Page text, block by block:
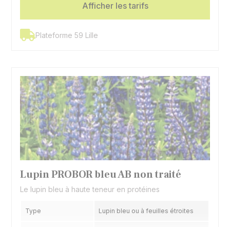
Afficher les tarifs
Plateforme 59 Lille
Lupin PROBOR bleu AB non traité
Le lupin bleu à haute teneur en protéines
Type Lupin bleu ou à feuilles étroites